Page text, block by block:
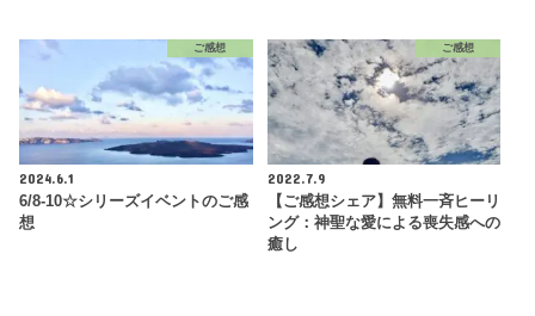
ご感想
2024.6.1
6/8-10☆シリーズイベントのご感
想
ご感想
2022.7.9
【ご感想シェア】無料一斉ヒーリ
ング：神聖な愛による喪失感への
癒し